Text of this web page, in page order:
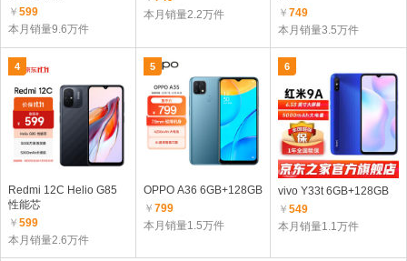
￥ 599
本月销量9.6万件
本月销量2.2万件
￥749
本月销量3.5万件
4
Redmi 12C Helio G85
性能芯
￥ 599
本月销量2.6万件
5
OPPO A36 6GB+128GB
￥ 799
本月销量1.5万件
6
vivo Y33t 6GB+128GB
￥549
本月销量1.1万件